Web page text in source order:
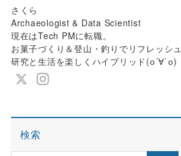
さくら
Archaeologist & Data Scientist
現在はTech PMに転職。
お菓子づくり＆登山・釣りでリフレッシュ
研究と生活を楽しくハイブリッド(о´∀`о)
検索